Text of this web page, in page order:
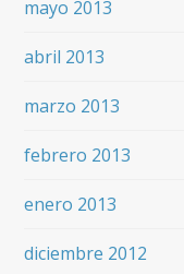
mayo 2013
abril 2013
marzo 2013
febrero 2013
enero 2013
diciembre 2012